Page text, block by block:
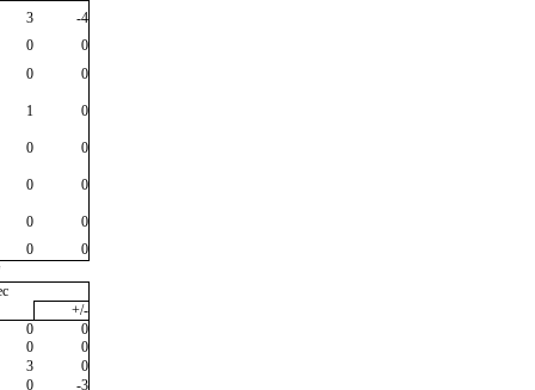
3
-4
0
0
0
0
1
0
0
0
0
0
0
0
0
0
+/-
0
0
0
0
3
0
0
-3